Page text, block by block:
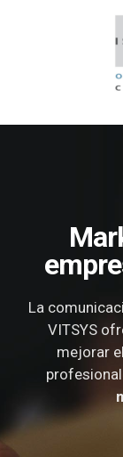
La
VITSYS
mejorar